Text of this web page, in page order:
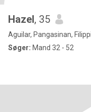
Hazel, 35
Aguilar, Pangasinan,
Søger: Mand 32 - 52